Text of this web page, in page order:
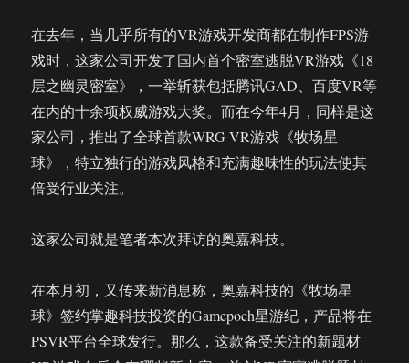
打
造
这
是
全
球
首
款
力
竞
游
戏
在去年，当几乎所有的VR游戏开发商都在制作FPS游
戏时，这家公司开发了国内首个密室逃脱VR游戏《18
层之幽灵密室》，一举斩获包括腾讯GAD、百度VR等
在内的十余项权威游戏大奖。而在今年4月，同样是这
家公司，推出了全球首款WRG VR游戏《牧场星
球》，特立独行的游戏风格和充满趣味性的玩法使其
倍受行业关注。
这家公司就是笔者本次拜访的奥嘉科技。
在本月初，又传来新消息称，奥嘉科技的《牧场星
球》签约掌趣科技投资的Gamepoch星游纪，产品将在
PSVR平台全球发行。那么，这款备受关注的新题材